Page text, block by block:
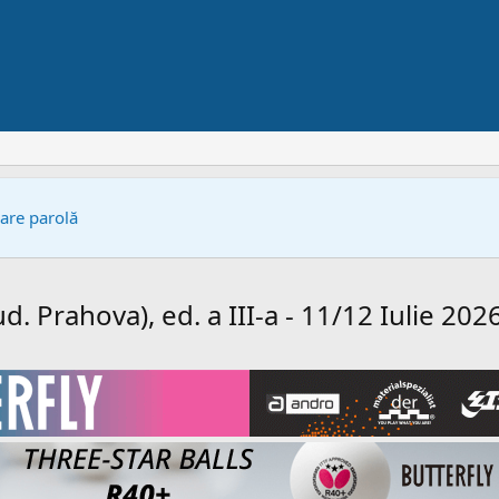
parolă
Prahova), ed. a III-a - 11/12 Iulie